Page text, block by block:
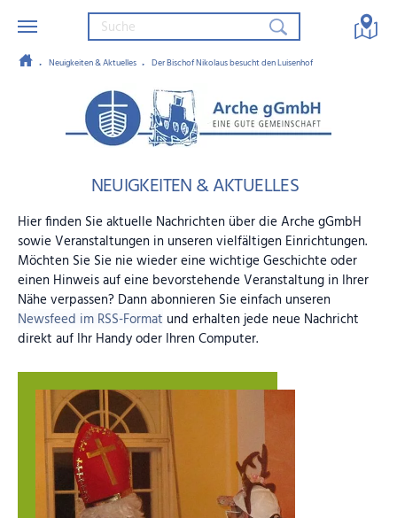
Neuigkeiten & Aktuelles Der Bischof Nikolaus besucht den Luisenhof
NEUIGKEITEN & AKTUELLES
Hier finden Sie aktuelle Nachrichten über die Arche gGmbH
sowie Veranstaltungen in unseren vielfältigen Einrichtungen.
Möchten Sie Sie nie wieder eine wichtige Geschichte oder
einen Hinweis auf eine bevorstehende Veranstaltung in Ihrer
Nähe verpassen? Dann abonnieren Sie einfach unseren
Newsfeed im RSS-Format und erhalten jede neue Nachricht
direkt auf Ihr Handy oder Ihren Computer.